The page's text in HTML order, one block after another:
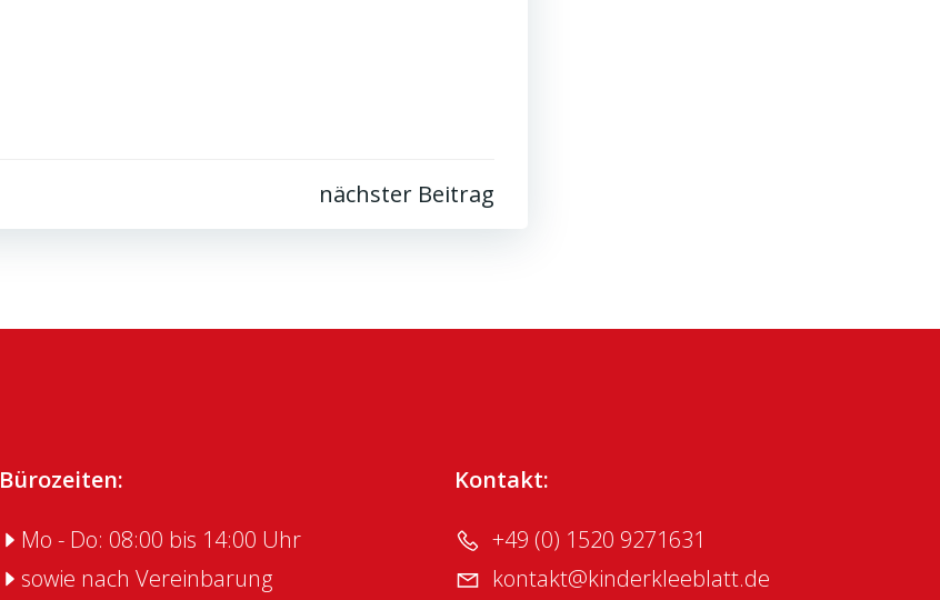
Post nächster Beitrag
Bürozeiten:
Mo - Do: 08:00 bis 14:00 Uhr
sowie nach Vereinbarung
Kontakt:
+49 (0) 1520 9271631
kontakt@kinderkleeblatt.de